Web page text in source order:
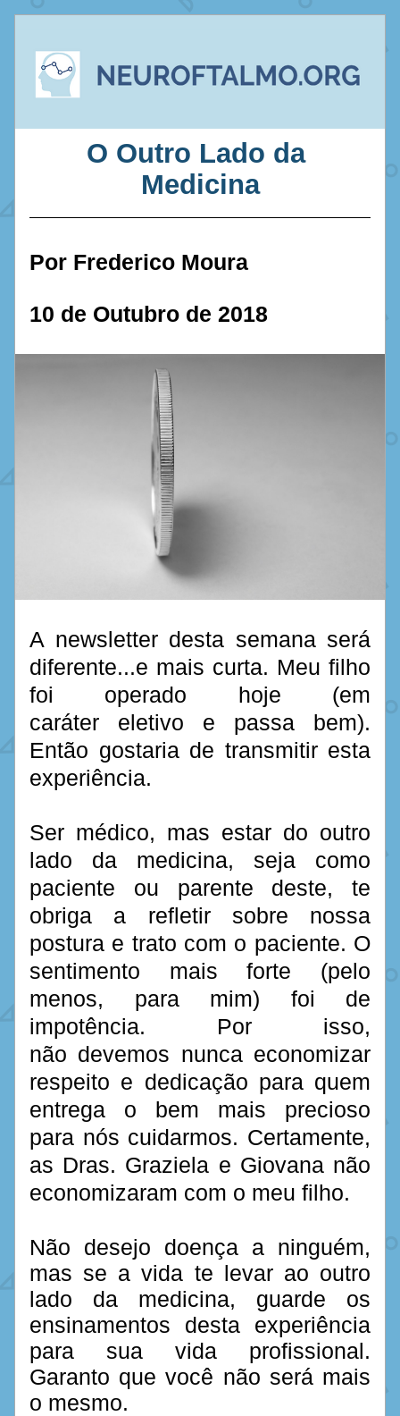
O Outro Lado da
Medicina
Por Frederico Moura
10 de Outubro de 2018
A newsletter desta semana será
diferente...e mais curta. Meu filho
foi operado hoje (em
caráter eletivo e passa bem).
Então gostaria de transmitir esta
experiência.
Ser médico, mas estar do outro
lado da medicina, seja como
paciente ou parente deste, te
obriga a refletir sobre nossa
postura e trato com o paciente. O
sentimento mais forte (pelo
menos, para mim) foi de
impotência. Por isso,
não devemos nunca economizar
respeito e dedicação para quem
entrega o bem mais precioso
para nós cuidarmos. Certamente,
as Dras. Graziela e Giovana não
economizaram com o meu filho.
Não desejo doença a ninguém,
mas se a vida te levar ao outro
lado da medicina, guarde os
ensinamentos desta experiência
para sua vida profissional.
Garanto que você não será mais
o mesmo.